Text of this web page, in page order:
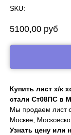
SKU:
5100,00 руб
Купить лист х/к
стали Ст08ПС в
Мы продаем лист
Москве,
Узнать цену или